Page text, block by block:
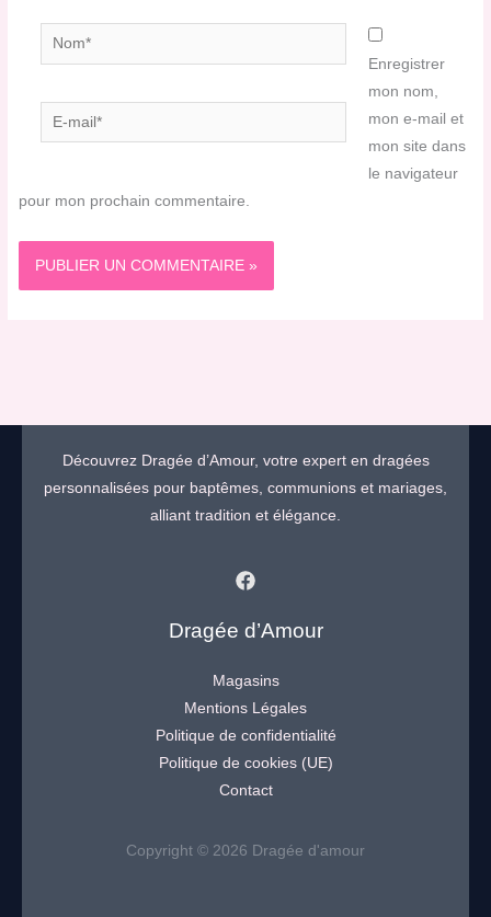
Nom*
E-
mail*
Enregistrer
mon nom,
mon e-mail et
mon site dans
le navigateur
pour mon prochain commentaire.
Découvrez Dragée d’Amour, votre expert en dragées
personnalisées pour baptêmes, communions et mariages,
alliant tradition et élégance.
Dragée d’Amour
Magasins
Mentions Légales
Politique de confidentialité
Politique de cookies (UE)
Contact
Copyright © 2026 Dragée d'amour